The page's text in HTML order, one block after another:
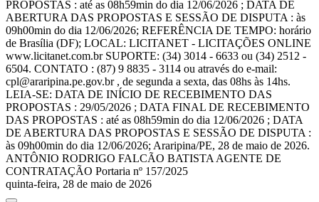
PROPOSTAS : até as 08h59min do dia 12/06/2026 ; DATA DE
ABERTURA DAS PROPOSTAS E SESSÃO DE DISPUTA : às
09h00min do dia 12/06/2026; REFERÊNCIA DE TEMPO: horário
de Brasília (DF); LOCAL: LICITANET - LICITAÇÕES ONLINE
www.licitanet.com.br SUPORTE: (34) 3014 - 6633 ou (34) 2512 -
6504. CONTATO : (87) 9 8835 - 3114 ou através do e-mail:
cpl@araripina.pe.gov.br , de segunda a sexta, das 08hs às 14hs.
LEIA-SE: DATA DE INÍCIO DE RECEBIMENTO DAS
PROPOSTAS : 29/05/2026 ; DATA FINAL DE RECEBIMENTO
DAS PROPOSTAS : até as 08h59min do dia 12/06/2026 ; DATA
DE ABERTURA DAS PROPOSTAS E SESSÃO DE DISPUTA :
às 09h00min do dia 12/06/2026; Araripina/PE, 28 de maio de 2026.
ANTÔNIO RODRIGO FALCÃO BATISTA AGENTE DE
CONTRATAÇÃO Portaria nº 157/2025
quinta-feira, 28 de maio de 2026